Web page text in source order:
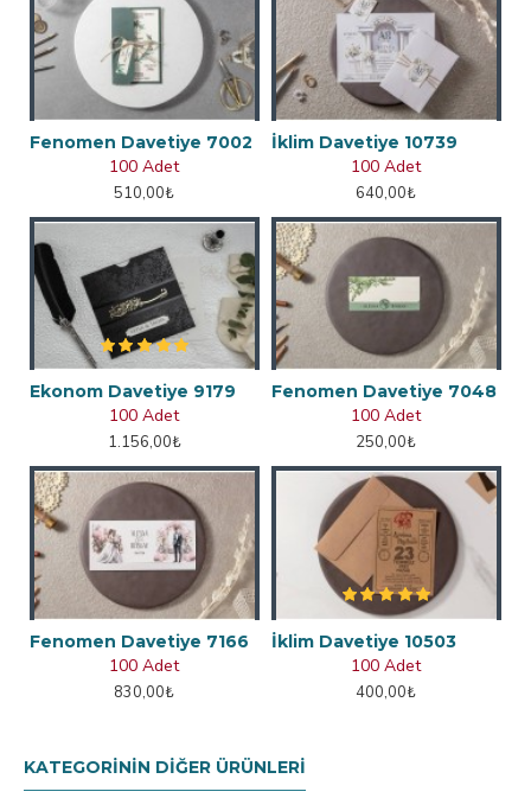
Fenomen Davetiye 7002
100 Adet
510,00₺
İklim Davetiye 10739
100 Adet
640,00₺
Ekonom Davetiye 9179
100 Adet
1.156,00₺
Fenomen Davetiye 7048
100 Adet
250,00₺
Fenomen Davetiye 7166
100 Adet
830,00₺
İklim Davetiye 10503
100 Adet
400,00₺
KATEGORININ DIĞER ÜRÜNLERI